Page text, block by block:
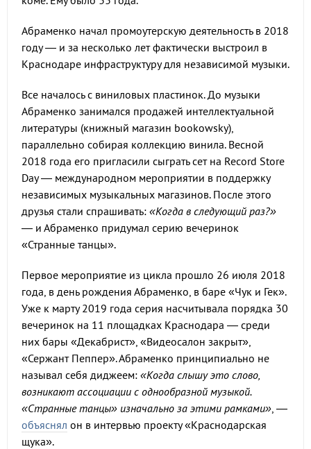
Абраменко начал промоутерскую деятельность в 2018
году — и за несколько лет фактически выстроил в
Краснодаре инфраструктуру для независимой музыки.
Все началось с виниловых пластинок. До музыки
Абраменко занимался продажей интеллектуальной
литературы (книжный магазин bookowsky),
параллельно собирая коллекцию винила. Весной
2018 года его пригласили сыграть сет на Record Store
Day — международном мероприятии в поддержку
независимых музыкальных магазинов. После этого
друзья стали спрашивать: «Когда в следующий раз?»
— и Абраменко придумал серию вечеринок
«Странные танцы».
Первое мероприятие из цикла прошло 26 июля 2018
года, в день рождения Абраменко, в баре «Чук и Гек».
Уже к марту 2019 года серия насчитывала порядка 30
вечеринок на 11 площадках Краснодара — среди
них бары «Декабрист», «Видеосалон закрыт»,
«Сержант Пеппер». Абраменко принципиально не
называл себя диджеем: «Когда слышу это слово,
возникают ассоциации с однообразной музыкой.
«Странные танцы» изначально за этими рамками», —
объяснял он в интервью проекту «Краснодарская
щука».